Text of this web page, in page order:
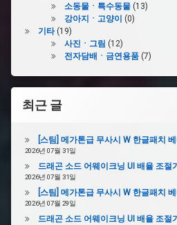
소동물ㆍ특수동물(13)
강아지ㆍ고양이
(0)
기타(19)
사진ㆍ그림 (12)
전자담배ㆍ금연용품(7)
최근 글
[스팀] 메가톤급 무사시 W 한글패치
2026년 07월 31일
드래곤 소드 어웨이크닝 UI 배율 조절
2026년 07월 31일
[스팀] 메가톤급 무사시 W 한글패치
2026년 07월 29일
드래곤 소드 어웨이크닝 UI 배율 조절